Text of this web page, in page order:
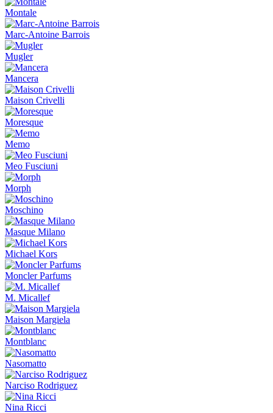
Montale
Marc-Antoine Barrois
Mugler
Mancera
Maison Crivelli
Moresque
Memo
Meo Fusciuni
Morph
Moschino
Masque Milano
Michael Kors
Moncler Parfums
M. Micallef
Maison Margiela
Montblanc
Nasomatto
Narciso Rodriguez
Nina Ricci